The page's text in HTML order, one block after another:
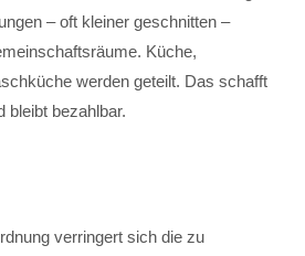
– oft kleiner geschnitten –
Küche,
werden geteilt. Das schafft
bleibt bezahlbar.
verringert sich die zu